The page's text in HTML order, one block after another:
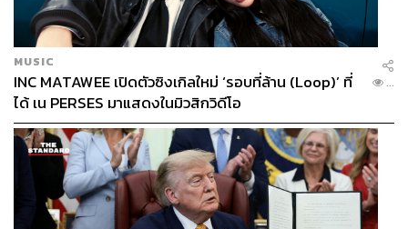
MUSIC
INC MATAWEE เปิดตัวซิงเกิลใหม่ ‘รอบที่ล้าน (Loop)’ ที่
ได้ เน PERSES มาแสดงในมิวสิกวิดีโอ
...